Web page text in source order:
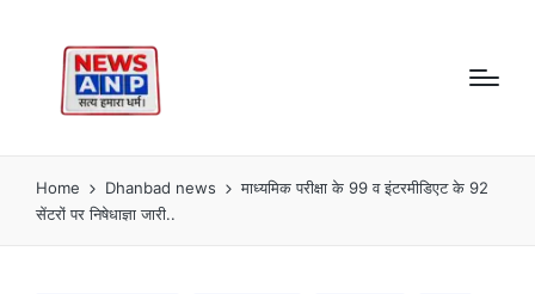
Home Dhanbad news
माध्यमिक परीक्षा के 99 व इंटरमीडिएट के 92
सेंटरों पर निषेधाज्ञा जारी..